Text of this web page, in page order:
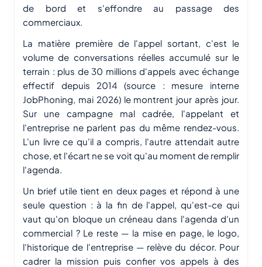
de bord et s'effondre au passage des
commerciaux.
La matière première de l'appel sortant, c'est le
volume de conversations réelles accumulé sur le
terrain : plus de 30 millions d'appels avec échange
effectif depuis 2014 (source : mesure interne
JobPhoning, mai 2026) le montrent jour après jour.
Sur une campagne mal cadrée, l'appelant et
l'entreprise ne parlent pas du même rendez-vous.
L'un livre ce qu'il a compris, l'autre attendait autre
chose, et l'écart ne se voit qu'au moment de remplir
l'agenda.
Un brief utile tient en deux pages et répond à une
seule question : à la fin de l'appel, qu'est-ce qui
vaut qu'on bloque un créneau dans l'agenda d'un
commercial ? Le reste — la mise en page, le logo,
l'historique de l'entreprise — relève du décor. Pour
cadrer la mission puis confier vos appels à des